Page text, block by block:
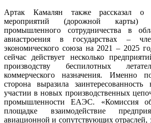
Артак Камалян также рассказал о
мероприятий (дорожной карты)
промышленного сотрудничества в
авиастроения в государствах –
экономического союза на 2021 – 2025
сейчас действует несколько
производству беспилотных
коммерческого назначения. Именно
сторона выразила
участии в новых производственных
промышленности ЕАЭС. «Комиссия
площадке взаимодействие
авиационной и сопутствующих отраслей,